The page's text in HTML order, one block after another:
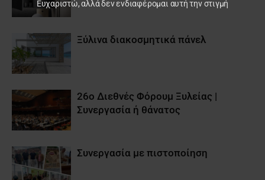
Ξύλινα διακοσμητικά πάνελ
26ο Διεθνές Φόρουμ Ξυλείας |
Συνεργασία ή θάνατος
Συνεργασία με πιστοποίηση
Ευχαριστώ, αλλά δεν ενδιαφέρομαι αυτή την στιγμή